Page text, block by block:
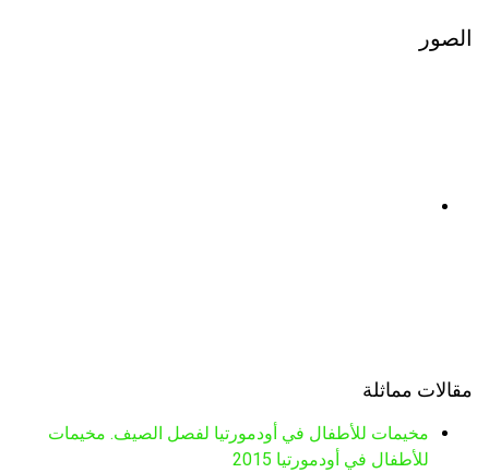
الصور
مقالات مماثلة
مخيمات للأطفال في أودمورتيا لفصل الصيف. مخيمات
للأطفال في أودمورتيا 2015